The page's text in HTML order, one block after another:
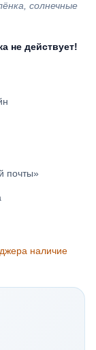
солнечные
не действует!
почты»
наличие